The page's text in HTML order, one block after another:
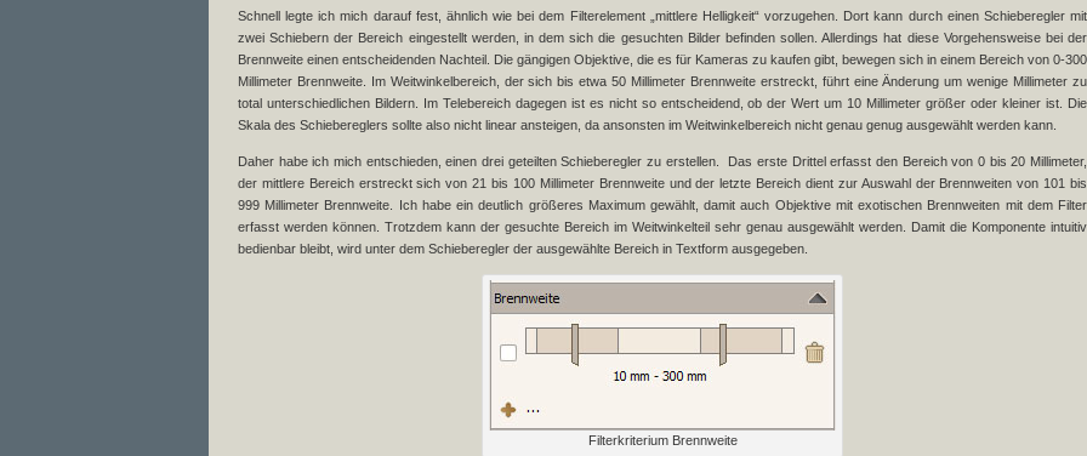
Schnell legte ich mich darauf fest, ähnlich wie bei dem Filterelement „mittlere Helligkeit“ vorzugehen. Dort kann durch einen Schieberegler mit
zwei Schiebern der Bereich eingestellt werden, in dem sich die gesuchten Bilder befinden sollen. Allerdings hat diese Vorgehensweise bei der
Brennweite einen entscheidenden Nachteil. Die gängigen Objektive, die es für Kameras zu kaufen gibt, bewegen sich in einem Bereich von 0-300
Millimeter Brennweite. Im Weitwinkelbereich, der sich bis etwa 50 Millimeter Brennweite erstreckt, führt eine Änderung um wenige Millimeter zu
total unterschiedlichen Bildern. Im Telebereich dagegen ist es nicht so entscheidend, ob der Wert um 10 Millimeter größer oder kleiner ist. Die
Skala des Schiebereglers sollte also nicht linear ansteigen, da ansonsten im Weitwinkelbereich nicht genau genug ausgewählt werden kann.
Daher habe ich mich entschieden, einen drei geteilten Schieberegler zu erstellen. Das erste Drittel erfasst den Bereich von 0 bis 20 Millimeter,
der mittlere Bereich erstreckt sich von 21 bis 100 Millimeter Brennweite und der letzte Bereich dient zur Auswahl der Brennweiten von 101 bis
999 Millimeter Brennweite. Ich habe ein deutlich größeres Maximum gewählt, damit auch Objektive mit exotischen Brennweiten mit dem Filter
erfasst werden können. Trotzdem kann der gesuchte Bereich im Weitwinkelteil sehr genau ausgewählt werden. Damit die Komponente intuitiv
bedienbar bleibt, wird unter dem Schieberegler der ausgewählte Bereich in Textform ausgegeben.
Filterkriterium Brennweite